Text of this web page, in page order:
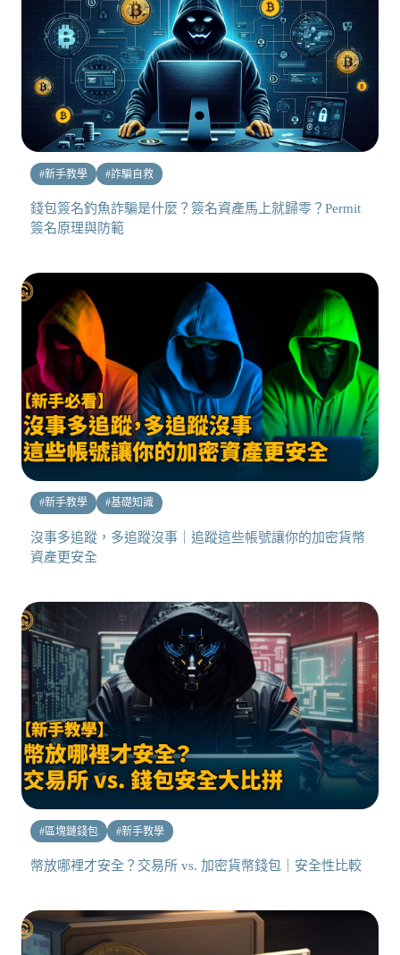
#新手教學 #詐騙自救
錢包簽名釣魚詐騙是什麼？簽名資產馬上就歸零？Permit
簽名原理與防範
#新手教學 #基礎知識
沒事多追蹤，多追蹤沒事｜追蹤這些帳號讓你的加密貨幣
資產更安全
#區塊鏈錢包 #新手教學
幣放哪裡才安全？交易所 vs. 加密貨幣錢包｜安全性比較